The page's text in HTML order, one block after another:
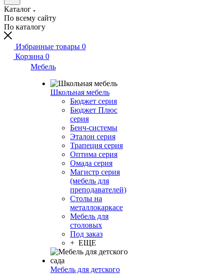
Каталог
По всему сайту
По каталогу
Избранные товары 0
Корзина 0
Мебель
Школьная мебель
Бюджет серия
Бюджет Плюс
серия
Бенч-системы
Эталон серия
Трапеция серия
Оптима серия
Омада серия
Магистр серия
(мебель для
преподавателей)
Столы на
металлокаркасе
Мебель для
столовых
Под заказ
+ ЕЩЕ
Мебель для детского